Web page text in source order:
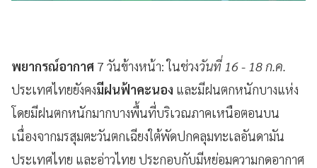
พยากรณ์อากาศ 7 วันข้างหน้า: ในช่วงวันที่ 16 - 18 ก.ค.
ประเทศไทยยังคงมีฝนฟ้าคะนอง และมีฝนตกหนักบางแห่ง
โดยมีฝนตกหนักมากบางพื้นที่บริเวณภาคเหนือตอนบน
เนื่องจากมรสุมตะวันตกเฉียงใต้พัดปกคลุมทะเลอันดามัน
ประเทศไทย และอ่าวไทย ประกอบกับมีหย่อมความกดอากาศ